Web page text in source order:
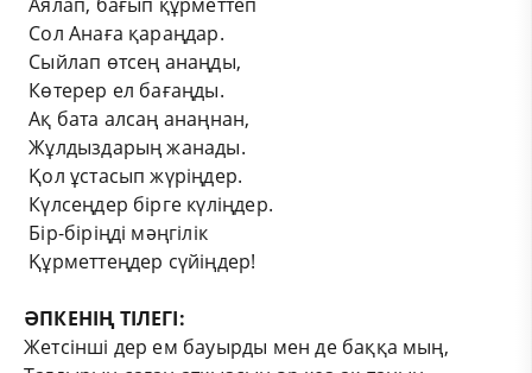
Аялап, бағып құрметтеп
Сол Анаға қараңдар.
Сыйлап өтсең анаңды,
Көтерер ел бағаңды.
Ақ бата алсаң анаңнан,
Жұлдыздарың жанады.
Қол ұстасып жүріңдер.
Күлсеңдер бірге күліңдер.
Бір-біріңді мәңгілік
Құрметтеңдер сүйіңдер!
ӘПКЕНІҢ ТІЛЕГІ:
Жетсінші дер ем бауырды мен де баққа мың,